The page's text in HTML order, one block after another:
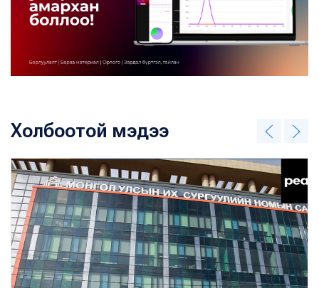
Холбоотой мэдээ